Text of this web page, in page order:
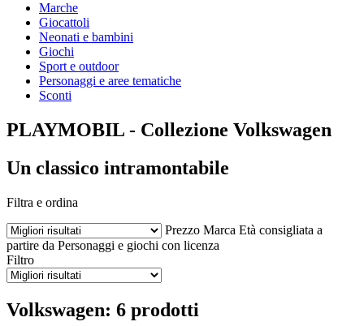
Marche
Giocattoli
Neonati e bambini
Giochi
Sport e outdoor
Personaggi e aree tematiche
Sconti
PLAYMOBIL - Collezione Volkswagen
Un classico intramontabile
Filtra e ordina
Prezzo Marca Età consigliata a
partire da Personaggi e giochi con licenza
Filtro
Volkswagen: 6 prodotti